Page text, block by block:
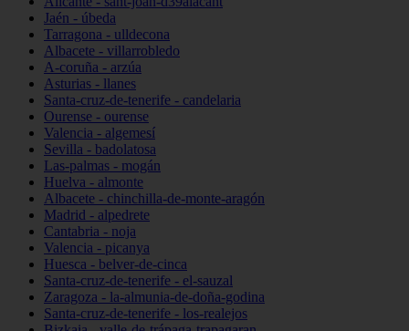
Jaén - úbeda
Tarragona - ulldecona
Albacete - villarrobledo
A-coruña - arzúa
Asturias - llanes
Santa-cruz-de-tenerife - candelaria
Ourense - ourense
Valencia - algemesí
Sevilla - badolatosa
Las-palmas - mogán
Huelva - almonte
Albacete - chinchilla-de-monte-aragón
Madrid - alpedrete
Cantabria - noja
Valencia - picanya
Huesca - belver-de-cinca
Santa-cruz-de-tenerife - el-sauzal
Zaragoza - la-almunia-de-doña-godina
Santa-cruz-de-tenerife - los-realejos